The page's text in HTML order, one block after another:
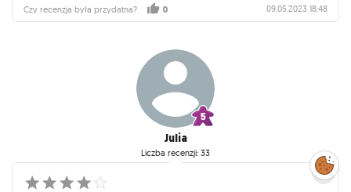
Czy recenzja była przydatna? 0 09.05.2023 18:48
Julia
Liczba recenzji: 33
Zarządzaj
preferencjami
cookies